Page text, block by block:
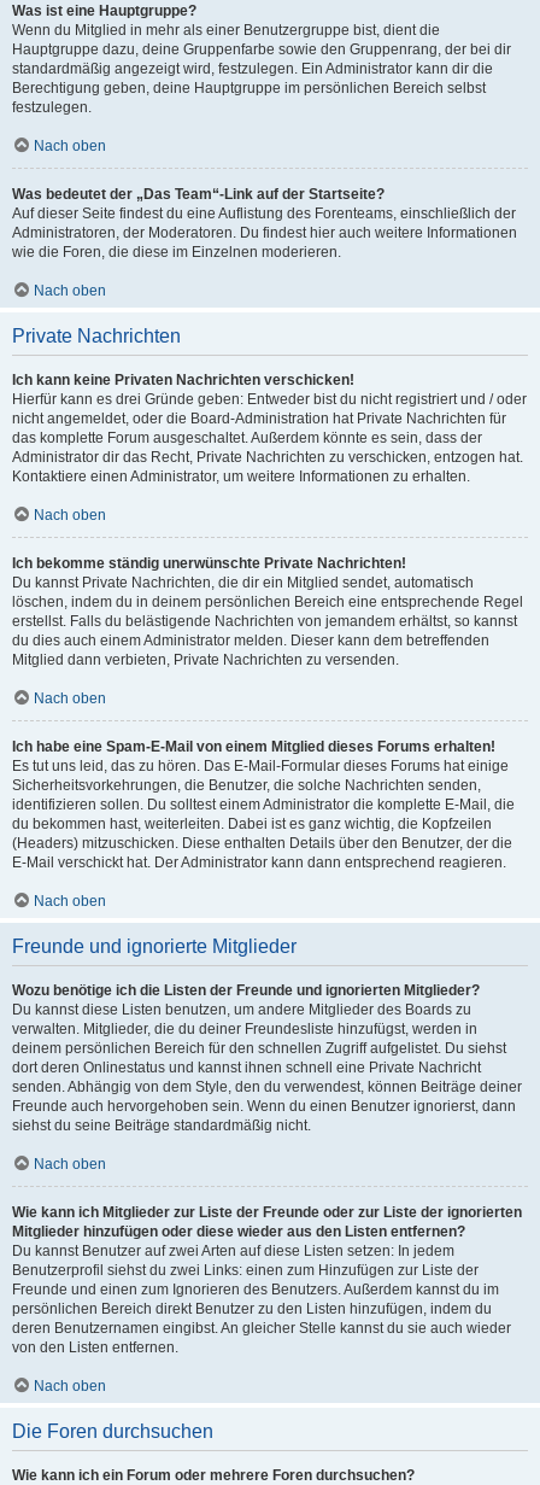
Was ist eine Hauptgruppe?
Wenn du Mitglied in mehr als einer Benutzergruppe bist, dient die
Hauptgruppe dazu, deine Gruppenfarbe sowie den Gruppenrang, der bei dir
standardmäßig angezeigt wird, festzulegen. Ein Administrator kann dir die
Berechtigung geben, deine Hauptgruppe im persönlichen Bereich selbst
festzulegen.
Nach oben
Was bedeutet der „Das Team“-Link auf der Startseite?
Auf dieser Seite findest du eine Auflistung des Forenteams, einschließlich der
Administratoren, der Moderatoren. Du findest hier auch weitere Informationen
wie die Foren, die diese im Einzelnen moderieren.
Nach oben
Private Nachrichten
Ich kann keine Privaten Nachrichten verschicken!
Hierfür kann es drei Gründe geben: Entweder bist du nicht registriert und / oder
nicht angemeldet, oder die Board-Administration hat Private Nachrichten für
das komplette Forum ausgeschaltet. Außerdem könnte es sein, dass der
Administrator dir das Recht, Private Nachrichten zu verschicken, entzogen hat.
Kontaktiere einen Administrator, um weitere Informationen zu erhalten.
Nach oben
Ich bekomme ständig unerwünschte Private Nachrichten!
Du kannst Private Nachrichten, die dir ein Mitglied sendet, automatisch
löschen, indem du in deinem persönlichen Bereich eine entsprechende Regel
erstellst. Falls du belästigende Nachrichten von jemandem erhältst, so kannst
du dies auch einem Administrator melden. Dieser kann dem betreffenden
Mitglied dann verbieten, Private Nachrichten zu versenden.
Nach oben
Ich habe eine Spam-E-Mail von einem Mitglied dieses Forums erhalten!
Es tut uns leid, das zu hören. Das E-Mail-Formular dieses Forums hat einige
Sicherheitsvorkehrungen, die Benutzer, die solche Nachrichten senden,
identifizieren sollen. Du solltest einem Administrator die komplette E-Mail, die
du bekommen hast, weiterleiten. Dabei ist es ganz wichtig, die Kopfzeilen
(Headers) mitzuschicken. Diese enthalten Details über den Benutzer, der die
E-Mail verschickt hat. Der Administrator kann dann entsprechend reagieren.
Nach oben
Freunde und ignorierte Mitglieder
Wozu benötige ich die Listen der Freunde und ignorierten Mitglieder?
Du kannst diese Listen benutzen, um andere Mitglieder des Boards zu
verwalten. Mitglieder, die du deiner Freundesliste hinzufügst, werden in
deinem persönlichen Bereich für den schnellen Zugriff aufgelistet. Du siehst
dort deren Onlinestatus und kannst ihnen schnell eine Private Nachricht
senden. Abhängig von dem Style, den du verwendest, können Beiträge deiner
Freunde auch hervorgehoben sein. Wenn du einen Benutzer ignorierst, dann
siehst du seine Beiträge standardmäßig nicht.
Nach oben
Wie kann ich Mitglieder zur Liste der Freunde oder zur Liste der ignorierten
Mitglieder hinzufügen oder diese wieder aus den Listen entfernen?
Du kannst Benutzer auf zwei Arten auf diese Listen setzen: In jedem
Benutzerprofil siehst du zwei Links: einen zum Hinzufügen zur Liste der
Freunde und einen zum Ignorieren des Benutzers. Außerdem kannst du im
persönlichen Bereich direkt Benutzer zu den Listen hinzufügen, indem du
deren Benutzernamen eingibst. An gleicher Stelle kannst du sie auch wieder
von den Listen entfernen.
Nach oben
Die Foren durchsuchen
Wie kann ich ein Forum oder mehrere Foren durchsuchen?